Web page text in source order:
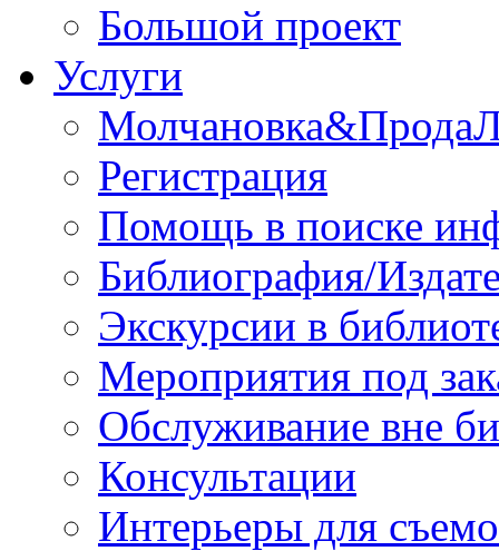
Большой проект
Услуги
Регистрация
Помощь в поиске
Библиография/
Экскурсии в
Мероприятия под
Обслуживание вне
Консультации
Интерьеры для